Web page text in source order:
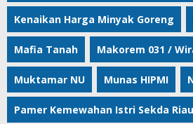
Kenaikan Harga Minyak Goreng
Mafia Tanah Makorem 031 /
Muktamar NU Munas HIPMI
Pamer Kemewahan Istri Sekda Riau